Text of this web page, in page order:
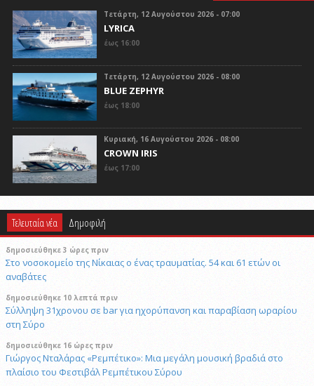
Τετάρτη, 12 Αυγούστου 2026 - 07:00
LYRICA
έως 16:00
Τετάρτη, 12 Αυγούστου 2026 - 08:00
BLUE ZEPHYR
έως 18:00
Κυριακή, 16 Αυγούστου 2026 - 08:00
CROWN IRIS
έως 17:00
Τελευταία νέα Δημοφιλή
δημοσιεύθηκε 3 ώρες πριν
Στο νοσοκομείο της Νίκαιας ο ένας τραυματίας. 54 και 61 ετών οι
αναβάτες
δημοσιεύθηκε 10 λεπτά πριν
Σύλληψη 31χρονου σε bar για ηχορύπανση και παραβίαση ωραρίου
στη Σύρο
δημοσιεύθηκε 16 ώρες πριν
Γιώργος Νταλάρας «Ρεμπέτικο»: Μια μεγάλη μουσική βραδιά στο
πλαίσιο του Φεστιβάλ Ρεμπέτικου Σύρου